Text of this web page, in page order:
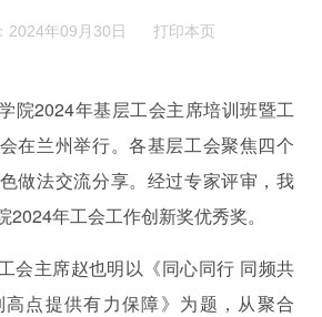
2024年09月30日 打印本页
院2024年基层工会主席培训班暨工
在兰州举行。各基层工会聚焦四个
做法交流分享。经过专家评审，我
2024年工会工作创新奖优秀奖。
会主席赵也明以《同心同行 同频共
点提供有力保障》为题，从聚合